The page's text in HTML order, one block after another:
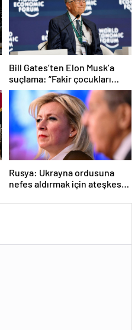
Bill Gates’ten Elon Musk’a
suçlama: “Fakir çocukları
öldürdü”
Rusya: Ukrayna ordusuna
nefes aldırmak için ateşkes